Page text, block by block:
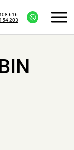
616
203